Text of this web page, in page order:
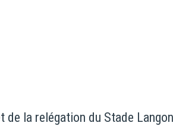
de la relégation du Stade